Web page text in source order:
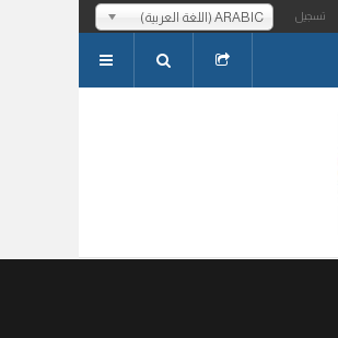
ARABIC (اللغة العربية) تسجيل